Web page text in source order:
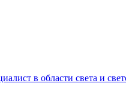
в области света и